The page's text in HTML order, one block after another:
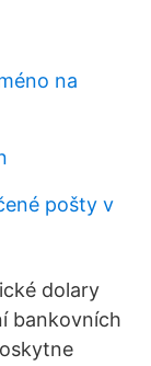
na
pošty v
dolary
bankovních